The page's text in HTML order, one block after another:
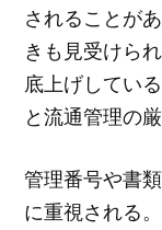
されることが
きも見受けら
底上げしてい
と流通管理の
管理番号や書
に重視される